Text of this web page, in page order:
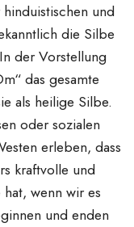
und
die Silbe
der Vorstellung
das gesamte
als heilige Silbe.
oder sozialen
erleben, dass
kraftvolle und
wenn wir es
und enden